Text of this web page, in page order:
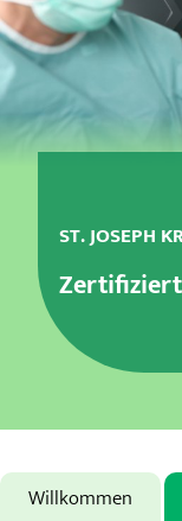
Notaufnahme
Kliniken & Zentren
Aufenthalt &
Karriere
Aktuelles
Veranstaltungen
ST. JOSEPH
Willkommen